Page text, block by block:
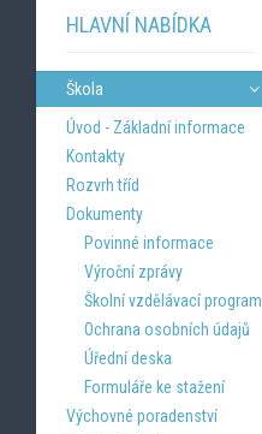
HLAVNÍ NABÍDKA
Škola
Úvod - Základní informace
Kontakty
Rozvrh tříd
Dokumenty
Povinné informace
Výroční zprávy
Školní vzdělávací program
Ochrana osobních údajů
Úřední deska
Formuláře ke stažení
Výchovné poradenství